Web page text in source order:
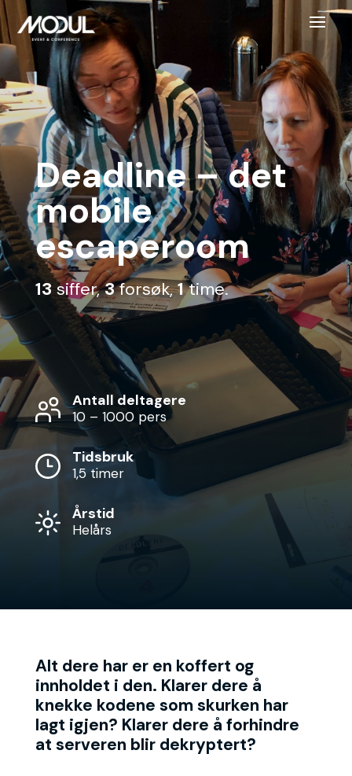
Deadline – det
mobile
escaperoom
13 siffer,3forsøk,1time.
Antall deltagere
10 – 1000 pers
Tidsbruk
1,5 timer
Årstid
Helårs
Alt dere har er en koffert og
innholdet i den. Klarer dere å
knekke kodene som skurken har
lagt igjen? Klarer dere å forhindre
at serveren blir dekryptert?